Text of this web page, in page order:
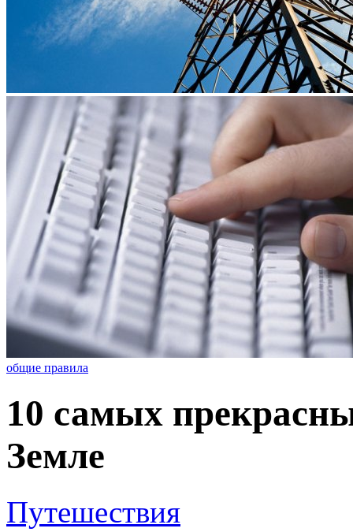
общие правила
10 самых
Земле
Путешествия